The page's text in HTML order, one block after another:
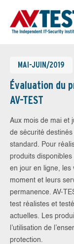
MAI-JUIN/2019
Évaluation du
AV-TEST
Aux mois de mai et
de sécurité
standard. Pour
produits
en jour en ligne, les
moment et leurs
permanence. AV-
test réalistes et
actuelles. Les
l’utilisation de
protection.